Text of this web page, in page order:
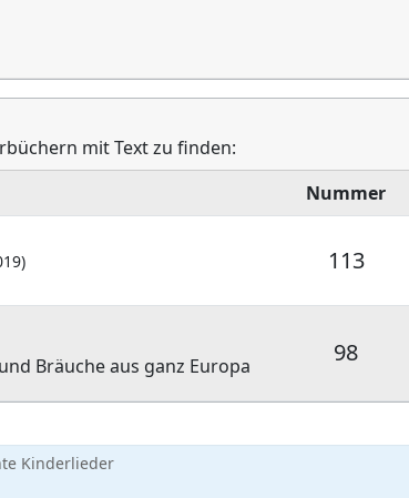
mit Text zu finden:
Nummer
113
Bräuche aus ganz Europa 98
Kinderlieder